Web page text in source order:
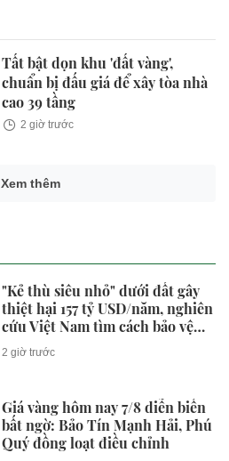
Tất bật dọn khu 'đất vàng',
chuẩn bị đấu giá để xây tòa nhà
cao 39 tầng
2 giờ trước
Xem thêm
"Kẻ thù siêu nhỏ" dưới đất gây
thiệt hại 157 tỷ USD/năm, nghiên
cứu Việt Nam tìm cách bảo vệ
cây lúa
2 giờ trước
Giá vàng hôm nay 7/8 diễn biến
bất ngờ: Bảo Tín Mạnh Hải, Phú
Quý đồng loạt điều chỉnh